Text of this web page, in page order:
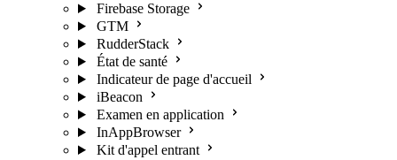
Firebase Storage
GTM
RudderStack
État de santé
Indicateur de page d'accueil
iBeacon
Examen en application
InAppBrowser
Kit d'appel entrant